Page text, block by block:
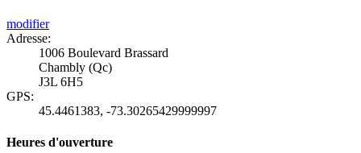
modifier
Adresse:
1006 Boulevard Brassard
Chambly (Qc)
J3L 6H5
GPS:
45.4461383, -73.30265429999997
Heures d'ouverture